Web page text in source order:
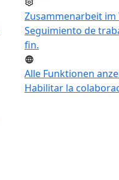
Zusammenarbeit im
Seguimiento de
fin.
Alle Funktionen
Habilitar la